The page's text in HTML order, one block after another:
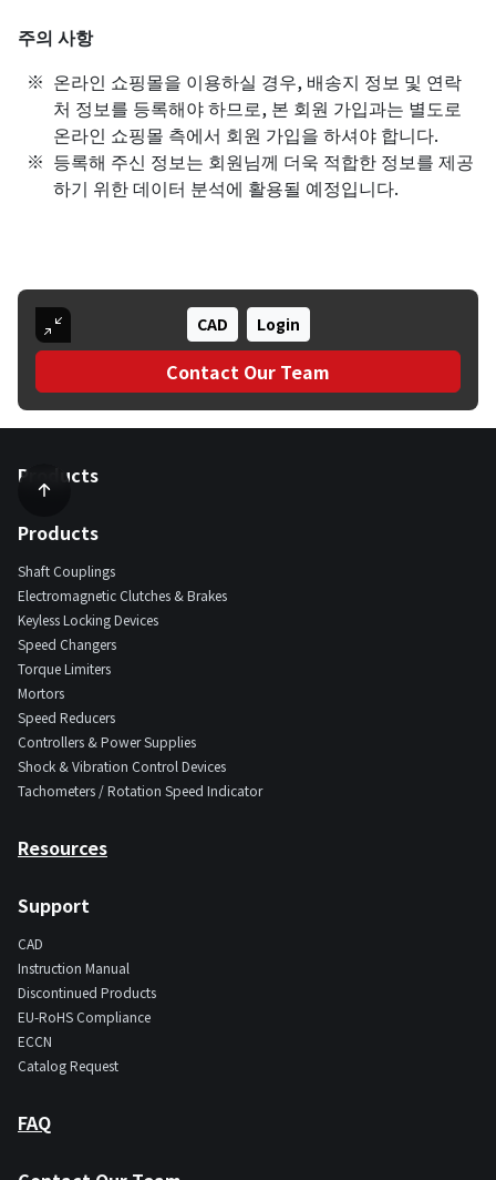
주의 사항
온라인 쇼핑몰을 이용하실 경우, 배송지 정보 및 연락
처 정보를 등록해야 하므로, 본 회원 가입과는 별도로
온라인 쇼핑몰 측에서 회원 가입을 하셔야 합니다.
등록해 주신 정보는 회원님께 더욱 적합한 정보를 제공
하기 위한 데이터 분석에 활용될 예정입니다.
CAD Login
Contact Our Team
Products
Products
Shaft Couplings
Electromagnetic Clutches & Brakes
Keyless Locking Devices
Speed Changers
Torque Limiters
Mortors
Speed Reducers
Controllers & Power Supplies
Shock & Vibration Control Devices
Tachometers / Rotation Speed Indicator
Resources
Support
CAD
Instruction Manual
Discontinued Products
EU-RoHS Compliance
ECCN
Catalog Request
FAQ